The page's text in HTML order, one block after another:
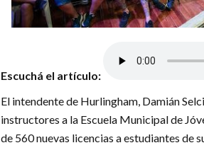
Escuchá el artículo:
El intendente de Hurlingham, Damián
instructores a la Escuela Municipal de
de 560 nuevas licencias a estudiantes de